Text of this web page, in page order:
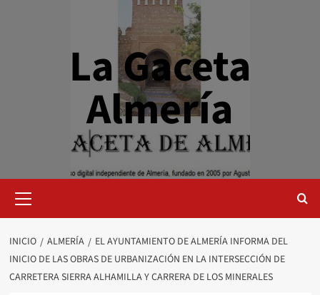
La Gaceta
Almería
primario
INICIO ALMERÍA
EL AYUNTAMIENTO DE ALMERÍA INFORMA DEL
INICIO DE LAS OBRAS DE URBANIZACIÓN EN LA INTERSECCIÓN DE
CARRETERA SIERRA ALHAMILLA Y CARRERA DE LOS MINERALES